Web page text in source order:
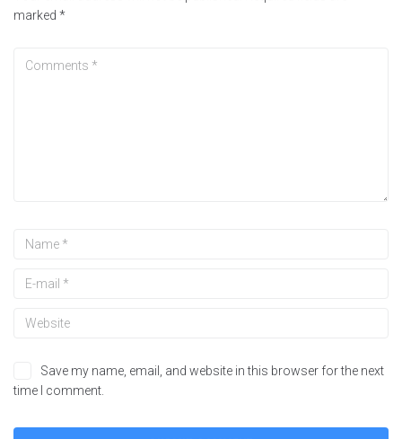
marked *
Save my name, email, and website in this browser for the next
time I comment.